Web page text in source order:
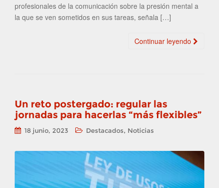
profesionales de la comunicación sobre la presión mental a
la que se ven sometidos en sus tareas, señala […]
Continuar leyendo
Un reto postergado: regular las
jornadas para hacerlas “más flexibles”
18 junio, 2023 Destacados, Noticias